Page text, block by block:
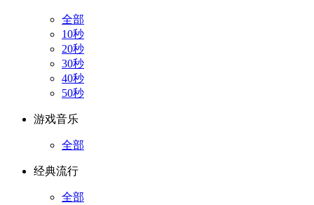
全部
10秒
20秒
30秒
40秒
50秒
游戏音乐
全部
经典流行
全部